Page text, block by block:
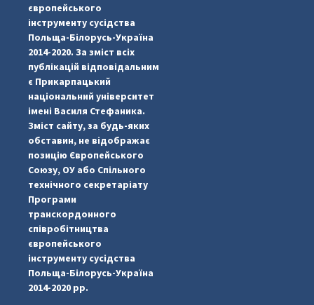
#PipIvanToday
європейського
інструменту сусідства
Польща-Білорусь-Україна
2014-2020. За зміст всіх
публікацій відповідальним
є Прикарпацький
національний університет
імені Василя Стефаника.
Зміст сайту, за будь-яких
обставин, не відображає
позицію Європейського
Союзу, ОУ або Спільного
технічного секретаріату
Програми
транскордонного
співробітництва
європейського
інструменту сусідства
Польща-Білорусь-Україна
2014-2020 рр.